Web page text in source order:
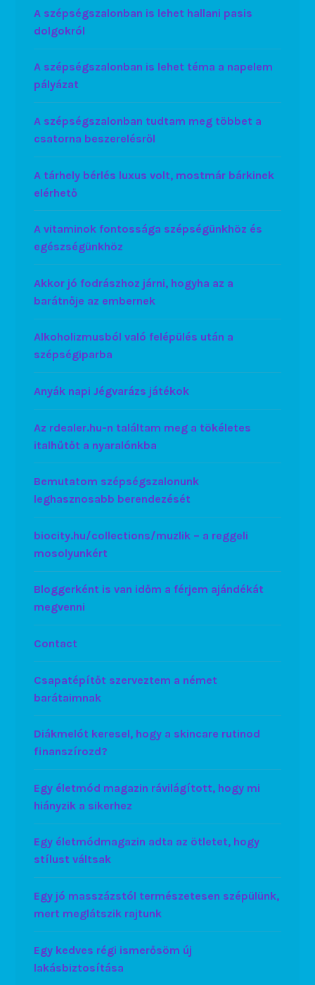
A szépségszalonban is lehet hallani pasis
dolgokról
A szépségszalonban is lehet téma a napelem
pályázat
A szépségszalonban tudtam meg többet a
csatorna beszerelésről
A tárhely bérlés luxus volt, mostmár bárkinek
elérhető
A vitaminok fontossága szépségünkhöz és
egészségünkhöz
Akkor jó fodrászhoz járni, hogyha az a
barátnője az embernek
Alkoholizmusból való felépülés után a
szépségiparba
Anyák napi Jégvarázs játékok
Az rdealer.hu-n találtam meg a tökéletes
italhűtőt a nyaralónkba
Bemutatom szépségszalonunk
leghasznosabb berendezését
biocity.hu/collections/muzlik – a reggeli
mosolyunkért
Bloggerként is van időm a férjem ajándékát
megvenni
Contact
Csapatépítőt szerveztem a német
barátaimnak
Diákmelót keresel, hogy a skincare rutinod
finanszírozd?
Egy életmód magazin rávilágított, hogy mi
hiányzik a sikerhez
Egy életmódmagazin adta az ötletet, hogy
stílust váltsak
Egy jó masszázstól természetesen szépülünk,
mert meglátszik rajtunk
Egy kedves régi ismerősöm új
lakásbiztosítása